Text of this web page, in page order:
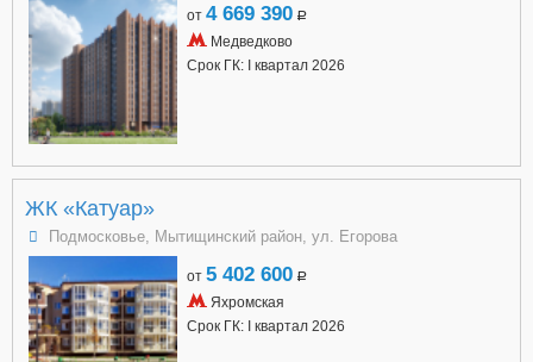
от 4 669 390 a
Медведково
Срок ГК: I квартал 2026
ЖК «Катуар»
Подмосковье, Мытищинский район, ул. Егорова
от 5 402 600 a
Яхромская
Срок ГК: I квартал 2026